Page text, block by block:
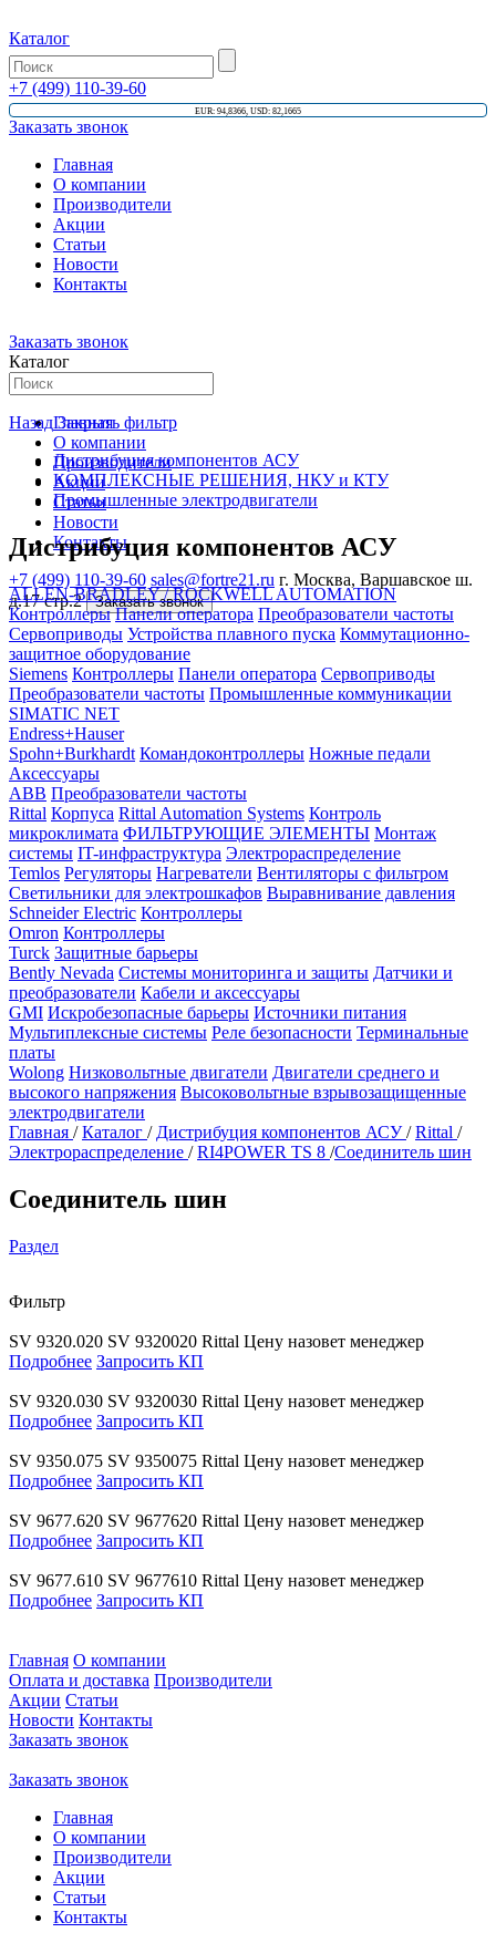
Каталог
+7 (499) 110-39-60
EUR: 94,8366, USD: 82,1665
Заказать звонок
Главная
О компании
Производители
Акции
Статьи
Новости
Контакты
Заказать звонок
Каталог
Главная
О компании
Производители
Акции
Статьи
Новости
Контакты
+7 (499) 110-39-60 sales@fortre21.ru г. Москва, Варшавское ш.
д.17 стр.2
Заказать звонок
Назад Закрыть фильтр
Дистрибуция компонентов АСУ
КОМПЛЕКСНЫЕ РЕШЕНИЯ, НКУ и КТУ
Промышленные электродвигатели
Дистрибуция компонентов АСУ
ALLEN-BRADLEY / ROCKWELL AUTOMATION
Контроллеры Панели оператора Преобразователи частоты
Сервоприводы Устройства плавного пуска Коммутационно-
защитное оборудование
Siemens Контроллеры Панели оператора Сервоприводы
Преобразователи частоты Промышленные коммуникации
SIMATIC NET
Endress+Hauser
Spohn+Burkhardt Командоконтроллеры Ножные педали
Аксессуары
ABB Преобразователи частоты
Rittal Корпуса Rittal Automation Systems Контроль
микроклимата ФИЛЬТРУЮЩИЕ ЭЛЕМЕНТЫ Монтаж
системы IT-инфраструктура Электрораспределение
Temlos Регуляторы Нагреватели Вентиляторы с фильтром
Светильники для электрошкафов Выравнивание давления
Schneider Electric Контроллеры
Omron Контроллеры
Turck Защитные барьеры
Bently Nevada Системы мониторинга и защиты Датчики и
преобразователи Кабели и аксессуары
GMI Искробезопасные барьеры Источники питания
Мультиплексные системы Реле безопасности Терминальные
платы
Wolong Низковольтные двигатели Двигатели среднего и
высокого напряжения Высоковольтные взрывозащищенные
электродвигатели
Главная / Каталог / Дистрибуция компонентов АСУ / Rittal /
Электрораспределение / RI4POWER TS 8 /Соединитель шин
Соединитель шин
Раздел
Фильтр
SV 9320.020 SV 9320020 Rittal Цену назовет менеджер
Подробнее Запросить КП
SV 9320.030 SV 9320030 Rittal Цену назовет менеджер
Подробнее Запросить КП
SV 9350.075 SV 9350075 Rittal Цену назовет менеджер
Подробнее Запросить КП
SV 9677.620 SV 9677620 Rittal Цену назовет менеджер
Подробнее Запросить КП
SV 9677.610 SV 9677610 Rittal Цену назовет менеджер
Подробнее Запросить КП
Главная О компании
Оплата и доставка Производители
Акции Статьи
Новости Контакты
Заказать звонок
Заказать звонок
Главная
О компании
Производители
Акции
Статьи
Контакты